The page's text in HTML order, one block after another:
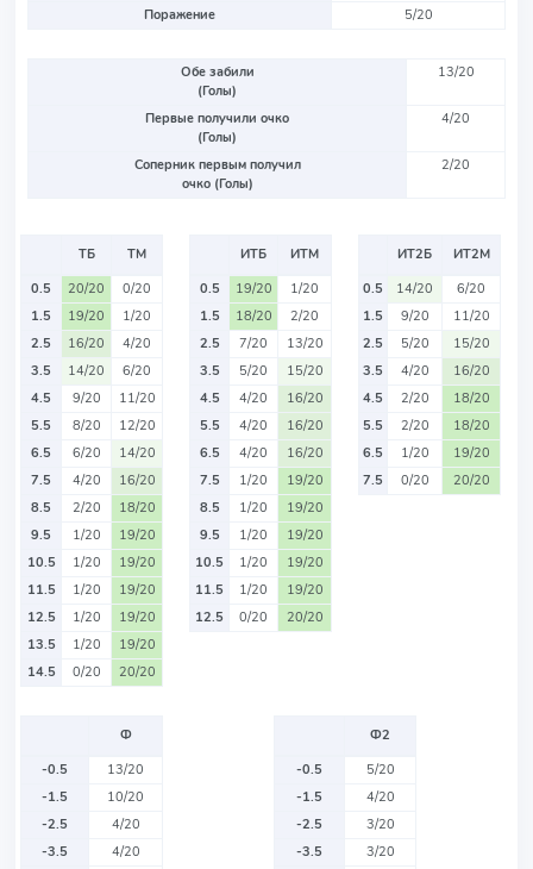
Поражение 5/20
Обе забили
(Голы)
13/20
Первые получили очко
(Голы)
4/20
Соперник первым получил
очко (Голы)
2/20
ТБ
ТМ
0.5
20/20
0/20
1.5
19/20
1/20
2.5
16/20
4/20
3.5
14/20
6/20
4.5
9/20
11/20
5.5
8/20
12/20
6.5
6/20
14/20
7.5
4/20
16/20
8.5
2/20
18/20
9.5
1/20
19/20
10.5
1/20
19/20
11.5
1/20
19/20
12.5
1/20
19/20
13.5
1/20
19/20
14.5
0/20 20/20
ИТБ
ИТМ
0.5
19/20
1/20
1.5
18/20
2/20
2.5
7/20
13/20
3.5
5/20
15/20
4.5
4/20
16/20
5.5
4/20
16/20
6.5
4/20
16/20
7.5
1/20
19/20
8.5
1/20
19/20
9.5
1/20
19/20
10.5
1/20
19/20
11.5
1/20
19/20
12.5
0/20 20/20
ИТ2Б
ИТ2М
0.5
14/20
6/20
1.5
9/20
11/20
2.5
5/20
15/20
3.5
4/20
16/20
4.5
2/20
18/20
5.5
2/20
18/20
6.5
1/20
19/20
7.5
0/20 20/20
Ф
-0.5
13/20
-1.5
10/20
-2.5
4/20
-3.5
4/20
Ф2
-0.5
5/20
-1.5
4/20
-2.5
3/20
-3.5
3/20